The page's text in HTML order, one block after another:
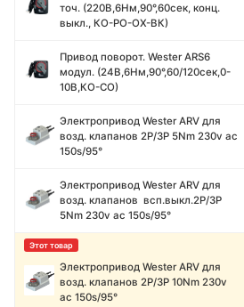
точ. (220В,6Нм,90°,60сек, конц.
выкл., КО-РО-ОХ-ВК)
Привод поворот. Wester ARS6
модул. (24В,6Нм,90°,60/120сек,0-
10В,КО-СО)
Электропривод Wester ARV для
возд. клапанов 2P/3P 5Nm 230v ac
150s/95°
Электропривод Wester ARV для
возд. клапанов всп.выкл.2P/3P
5Nm 230v ac 150s/95°
Электропривод Wester ARV для
возд. клапанов 2P/3P 10Nm 230v
ac 150s/95°